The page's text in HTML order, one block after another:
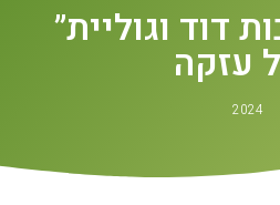
דוד וגוליית”
עזקה
2024